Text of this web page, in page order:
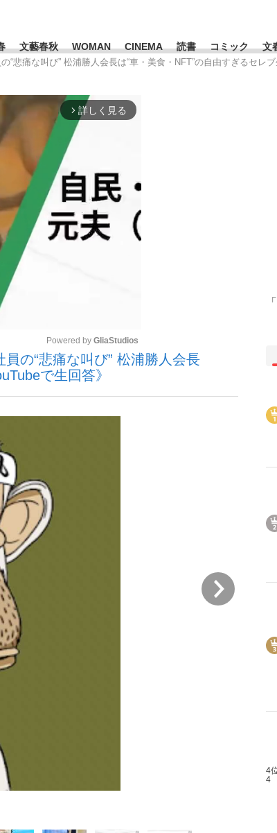
「クマが悪者扱いされているのが悲しい」『北の
っと見る
観る将棋、読む将棋
いまさら聞けない資産運用のすべて
っと見る
文藝春秋 WOMAN CINEMA 読書 コミック 文
#森岡毅 #城彰二
悲痛な叫び” 松浦勝人会長は“車・美食・NFT”の自由すぎるセレ
arrow_forward_ios 詳しく見る
Mute
Powered by GliaStudios
の“悲痛な叫び” 松浦勝人会長
で生回答》
4
4